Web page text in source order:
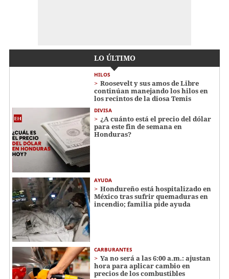
LO ÚLTIMO
HILOS
Roosevelt y sus amos de Libre
continúan manejando los hilos en
los recintos de la diosa Temis
DIVISA
¿A cuánto está el precio del dólar
para este fin de semana en
Honduras?
AYUDA
Hondureño está hospitalizado en
México tras sufrir quemaduras en
incendio; familia pide ayuda
CARBURANTES
Ya no será a las 6:00 a.m.: ajustan
hora para aplicar cambio en
precios de los combustibles